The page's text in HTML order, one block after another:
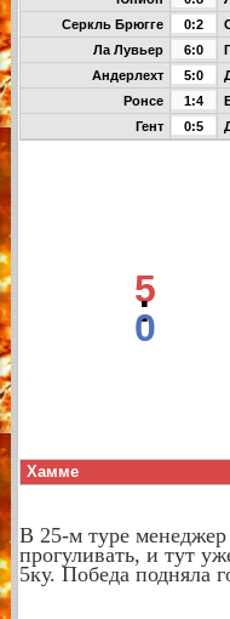
Серкль Брюгге
0:2
Ла Лувьер
6:0
Андерлехт
5:0
Ронсе
1:4
Гент
0:5
5
:
0
Хамме
В 25-м туре
прогуливать, и тут
5ку. Победа подняла